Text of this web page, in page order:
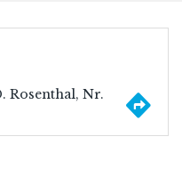
Rosenthal, Nr.